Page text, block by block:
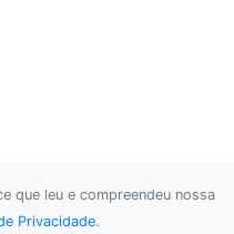
que leu e compreendeu nossa
Privacidade.